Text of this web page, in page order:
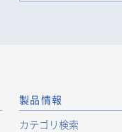
製品情報
カテゴリ検索